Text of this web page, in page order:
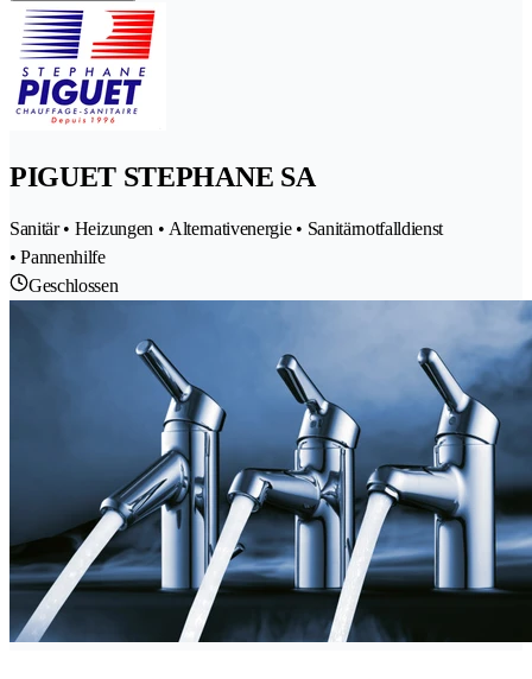
PIGUET STEPHANE SA
Sanitär • Heizungen • Alternativenergie • Sanitärnotfalldienst
• Pannenhilfe
Geschlossen